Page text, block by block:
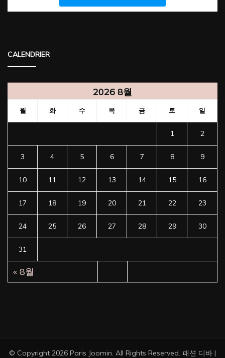
CALENDRIER
2026 8월
월 화 수 목 금 토 일
1 2
3 4 5 6 7 8 9
10 11 12 13 14 15 16
17 18 19 20 21 22 23
24 25 26 27 28 29 30
31
« 8월
© Copyright 2026 Paris Joomin. All Rights Reserved. 패션 디바 |